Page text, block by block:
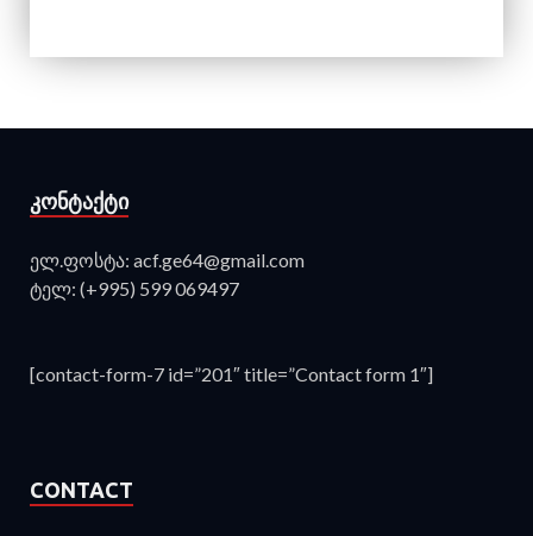
ᲙᲝᲜᲢᲐᲥᲢᲘ
ელ.ფოსტა: acf.ge64@gmail.com
ტელ: (+995) 599 069497
[contact-form-7 id=”201″ title=”Contact form 1″]
CONTACT